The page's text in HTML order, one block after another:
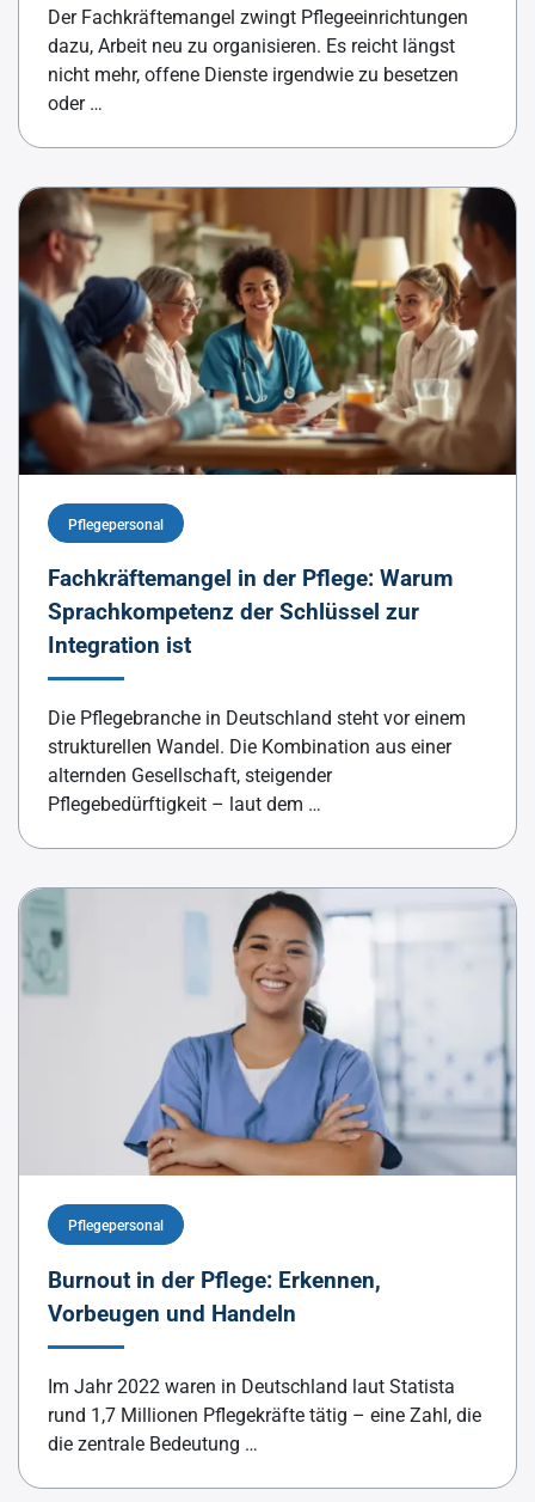
Der Fachkräftemangel zwingt Pflegeeinrichtungen
dazu, Arbeit neu zu organisieren. Es reicht längst
nicht mehr, offene Dienste irgendwie zu besetzen
oder …
Pflegepersonal
Fachkräftemangel in der Pflege: Warum
Sprachkompetenz der Schlüssel zur
Integration ist
Die Pflegebranche in Deutschland steht vor einem
strukturellen Wandel. Die Kombination aus einer
alternden Gesellschaft, steigender
Pflegebedürftigkeit – laut dem …
Pflegepersonal
Burnout in der Pflege: Erkennen,
Vorbeugen und Handeln
Im Jahr 2022 waren in Deutschland laut Statista
rund 1,7 Millionen Pflegekräfte tätig – eine Zahl, die
die zentrale Bedeutung …